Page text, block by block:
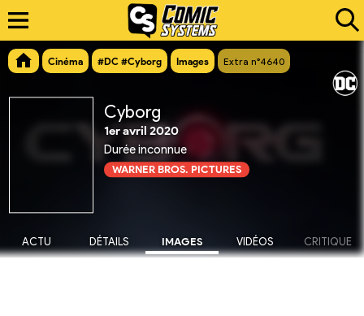
Cinéma #DC #Cyborg Images Extra n°4640
Cyborg
1er avril 2020
Durée inconnue
WARNER BROS. PICTURES
ACTU DÉTAILS IMAGES VIDÉOS CRITIQUE